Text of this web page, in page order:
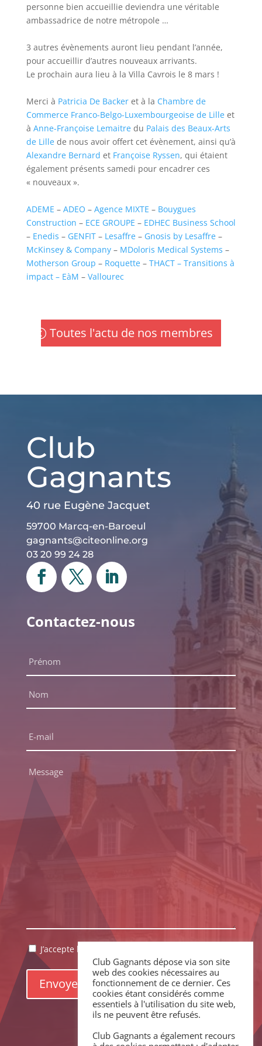
personne bien accueillie deviendra une véritable
ambassadrice de notre métropole …
3 autres évènements auront lieu pendant l’année,
pour accueillir d’autres nouveaux arrivants.
Le prochain aura lieu à la Villa Cavrois le 8 mars !
Merci à Patricia De Backeret à la Chambre de
Commerce Franco-Belgo-Luxembourgeoise de Lilleet
à Anne-Françoise Lemaitredu Palais des Beaux-Arts
de Lillede nous avoir offert cet évènement, ainsi qu’à
Alexandre Bernard et Françoise Ryssen, qui étaient
également présents samedi pour encadrer ces
« nouveaux ».
ADEME – ADEO – Agence MIXTE – Bouygues
Construction – ECE GROUPE – EDHEC Business School
– Enedis – GENFIT– Lesaffre– Gnosis by Lesaffre–
McKinsey & Company– MDoloris Medical Systems –
Motherson Group – Roquette– THACT – Transitions à
impact – EàM – Vallourec
Toutes l'actu de nos membres
Club
Gagnants
40 rue Eugène Jacquet
59700 Marcq-en-Baroeul
gagnants@citeonline.org
03 20 99 24 28
Contactez-nous
complet
mail
Message
RGPDJ’accepte la politique de confidentialité.
Club Gagnants dépose via son site
web des cookies nécessaires au
fonctionnement de ce dernier. Ces
cookies étant considérés comme
essentiels à l'utilisation du site web,
ils ne peuvent être refusés.
Club Gagnants a également recours